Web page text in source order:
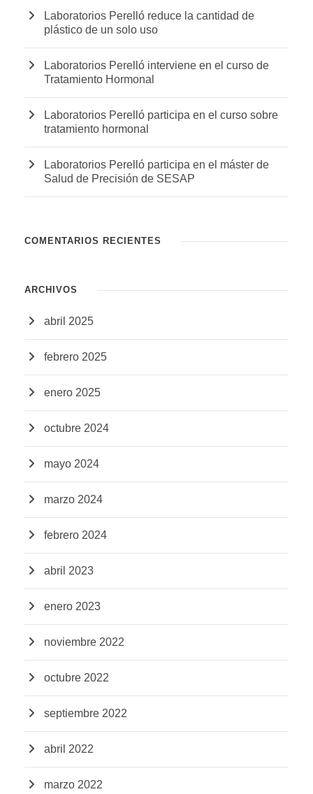
Laboratorios Perelló reduce la cantidad de
plástico de un solo uso
Laboratorios Perelló interviene en el curso de
Tratamiento Hormonal
Laboratorios Perelló participa en el curso sobre
tratamiento hormonal
Laboratorios Perelló participa en el máster de
Salud de Precisión de SESAP
COMENTARIOS RECIENTES
ARCHIVOS
abril 2025
febrero 2025
enero 2025
octubre 2024
mayo 2024
marzo 2024
febrero 2024
abril 2023
enero 2023
noviembre 2022
octubre 2022
septiembre 2022
abril 2022
marzo 2022